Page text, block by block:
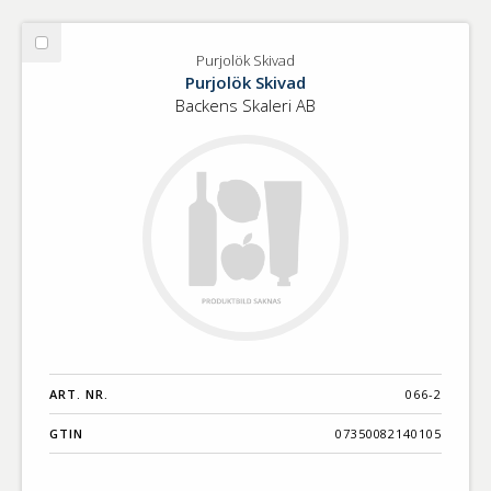
Välj
Purjolök Skivad
Purjolök Skivad
Backens Skaleri AB
ART. NR. 066-2
GTIN 07350082140105